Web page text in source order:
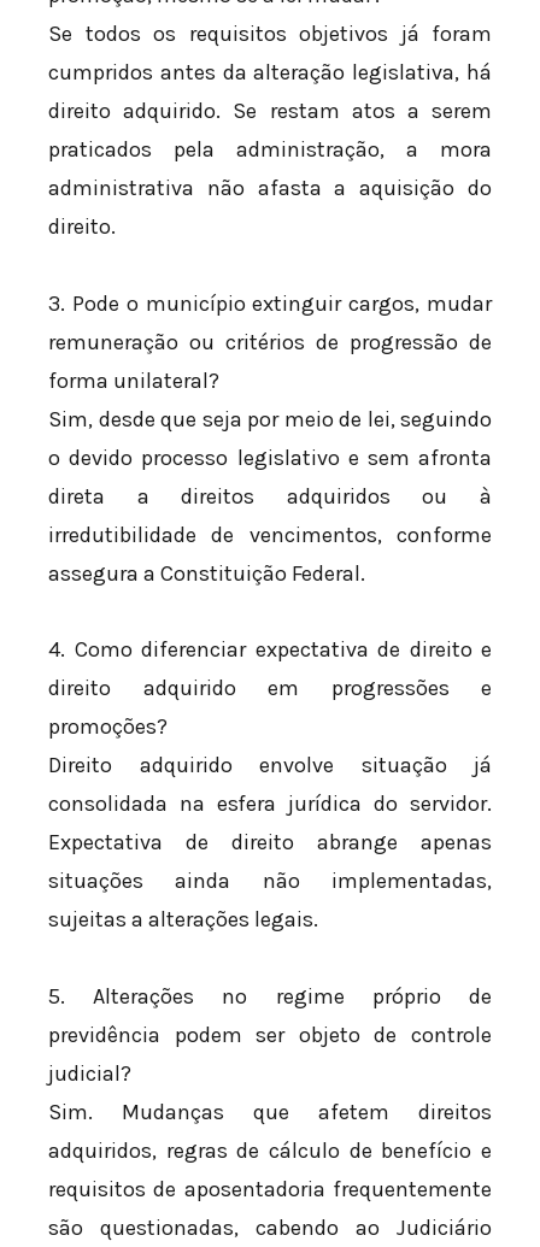
Se todos os requisitos objetivos já foram
cumpridos antes da alteração legislativa, há
direito adquirido. Se restam atos a serem
praticados pela administração, a mora
administrativa não afasta a aquisição do
direito.
3. Pode o município extinguir cargos, mudar
remuneração ou critérios de progressão de
forma unilateral?
Sim, desde que seja por meio de lei, seguindo
o devido processo legislativo e sem afronta
direta a direitos adquiridos ou à
irredutibilidade de vencimentos, conforme
assegura a Constituição Federal.
4. Como diferenciar expectativa de direito e
direito adquirido em progressões e
promoções?
Direito adquirido envolve situação já
consolidada na esfera jurídica do servidor.
Expectativa de direito abrange apenas
situações ainda não implementadas,
sujeitas a alterações legais.
5. Alterações no regime próprio de
previdência podem ser objeto de controle
judicial?
Sim. Mudanças que afetem direitos
adquiridos, regras de cálculo de benefício e
requisitos de aposentadoria frequentemente
são questionadas, cabendo ao Judiciário